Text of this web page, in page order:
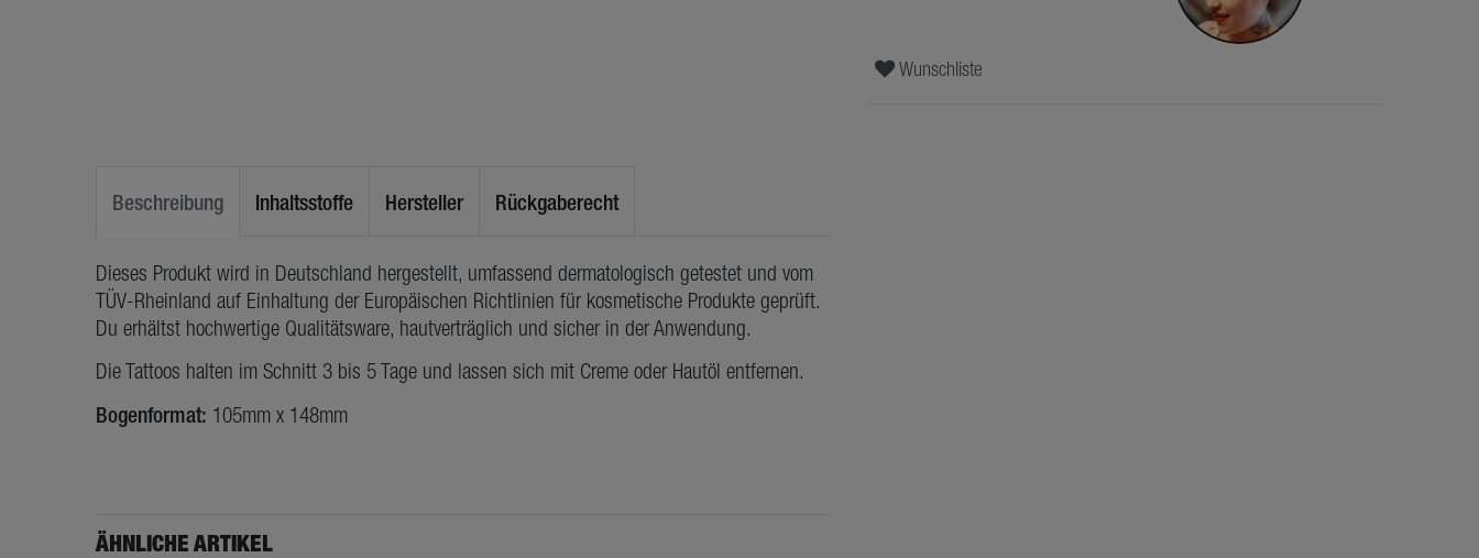
Wunschliste
Beschreibung Inhaltsstoffe Hersteller Rückgaberecht
Dieses Produkt wird in Deutschland hergestellt, umfassend dermatologisch getestet und vom
TÜV-Rheinland auf Einhaltung der Europäischen Richtlinien für kosmetische Produkte geprüft.
Du erhältst hochwertige Qualitätsware, hautverträglich und sicher in der Anwendung.
Die Tattoos halten im Schnitt 3 bis 5 Tage und lassen sich mit Creme oder Hautöl entfernen.
Bogenformat: 105mm x 148mm
ÄHNLICHE ARTIKEL